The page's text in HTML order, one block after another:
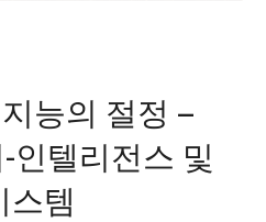
능의 절정 –
인텔리전스 및
템